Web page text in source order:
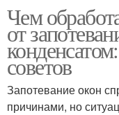
Чем
от
советов
Запотевание окон
причинами, но